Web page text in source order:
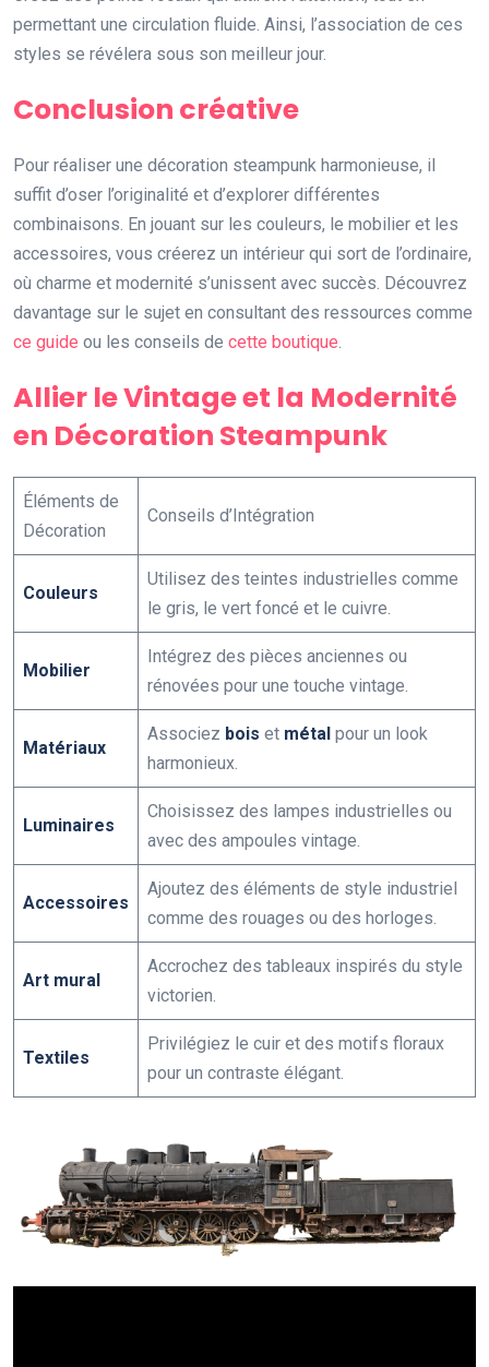
permettant une circulation fluide. Ainsi, l’association de ces
styles se révélera sous son meilleur jour.
Conclusion créative
Pour réaliser une décoration steampunk harmonieuse, il
suffit d’oser l’originalité et d’explorer différentes
combinaisons. En jouant sur les couleurs, le mobilier et les
accessoires, vous créerez un intérieur qui sort de l’ordinaire,
où charme et modernité s’unissent avec succès. Découvrez
davantage sur le sujet en consultant des ressources comme
ce guide ou les conseils de cette boutique.
Allier le Vintage et la Modernité
en Décoration Steampunk
Éléments de
Décoration
Conseils d’Intégration
Couleurs
Utilisez des teintes industrielles comme
le gris, le vert foncé et le cuivre.
Mobilier
Intégrez des pièces anciennes ou
rénovées pour une touche vintage.
Matériaux
Associez bois et métal pour un look
harmonieux.
Luminaires
Choisissez des lampes industrielles ou
avec des ampoules vintage.
Accessoires
Ajoutez des éléments de style industriel
comme des rouages ou des horloges.
Art mural
Accrochez des tableaux inspirés du style
victorien.
Textiles
Privilégiez le cuir et des motifs floraux
pour un contraste élégant.